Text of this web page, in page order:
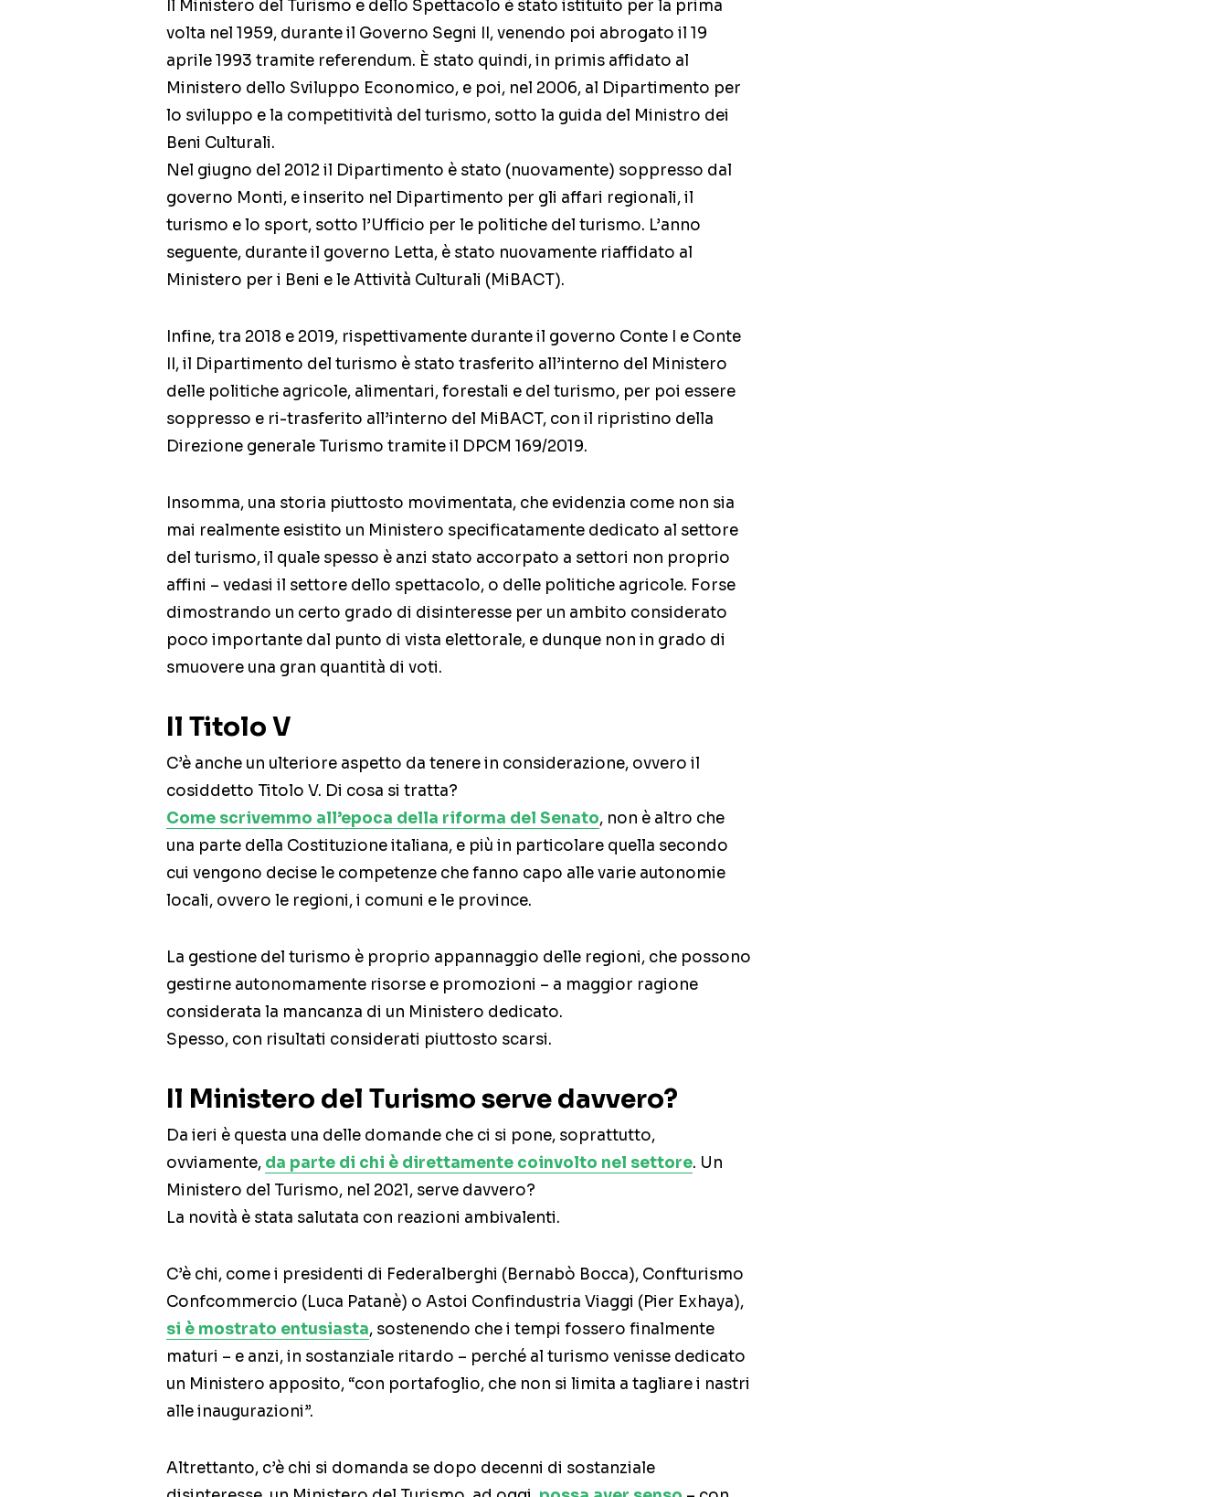
Il Ministero del Turismo e dello Spettacolo è stato istituito per la prima
volta nel 1959, durante il Governo Segni II, venendo poi abrogato il 19
aprile 1993 tramite referendum. È stato quindi, in primis affidato al
Ministero dello Sviluppo Economico, e poi, nel 2006, al Dipartimento per
lo sviluppo e la competitività del turismo, sotto la guida del Ministro dei
Beni Culturali.
Nel giugno del 2012 il Dipartimento è stato (nuovamente) soppresso dal
governo Monti, e inserito nel Dipartimento per gli affari regionali, il
turismo e lo sport, sotto l’Ufficio per le politiche del turismo. L’anno
seguente, durante il governo Letta, è stato nuovamente riaffidato al
Ministero per i Beni e le Attività Culturali (MiBACT).
Infine, tra 2018 e 2019, rispettivamente durante il governo Conte I e Conte
II, il Dipartimento del turismo è stato trasferito all’interno del Ministero
delle politiche agricole, alimentari, forestali e del turismo, per poi essere
soppresso e ri-trasferito all’interno del MiBACT, con il ripristino della
Direzione generale Turismo tramite il DPCM 169/2019.
Insomma, una storia piuttosto movimentata, che evidenzia come non sia
mai realmente esistito un Ministero specificatamente dedicato al settore
del turismo, il quale spesso è anzi stato accorpato a settori non proprio
affini – vedasi il settore dello spettacolo, o delle politiche agricole. Forse
dimostrando un certo grado di disinteresse per un ambito considerato
poco importante dal punto di vista elettorale, e dunque non in grado di
smuovere una gran quantità di voti.
Il Titolo V
C’è anche un ulteriore aspetto da tenere in considerazione, ovvero il
cosiddetto Titolo V. Di cosa si tratta?
Come scrivemmo all’epoca della riforma del Senato, non è altro che
una parte della Costituzione italiana, e più in particolare quella secondo
cui vengono decise le competenze che fanno capo alle varie autonomie
locali, ovvero le regioni, i comuni e le province.
La gestione del turismo è proprio appannaggio delle regioni, che possono
gestirne autonomamente risorse e promozioni – a maggior ragione
considerata la mancanza di un Ministero dedicato.
Spesso, con risultati considerati piuttosto scarsi.
Il Ministero del Turismo serve davvero?
Da ieri è questa una delle domande che ci si pone, soprattutto,
ovviamente, da parte di chi è direttamente coinvolto nel settore. Un
Ministero del Turismo, nel 2021, serve davvero?
La novità è stata salutata con reazioni ambivalenti.
C’è chi, come i presidenti di Federalberghi (Bernabò Bocca), Confturismo
Confcommercio (Luca Patanè) o Astoi Confindustria Viaggi (Pier Exhaya),
si è mostrato entusiasta, sostenendo che i tempi fossero finalmente
maturi – e anzi, in sostanziale ritardo – perché al turismo venisse dedicato
un Ministero apposito, “con portafoglio, che non si limita a tagliare i nastri
alle inaugurazioni”.
Altrettanto, c’è chi si domanda se dopo decenni di sostanziale